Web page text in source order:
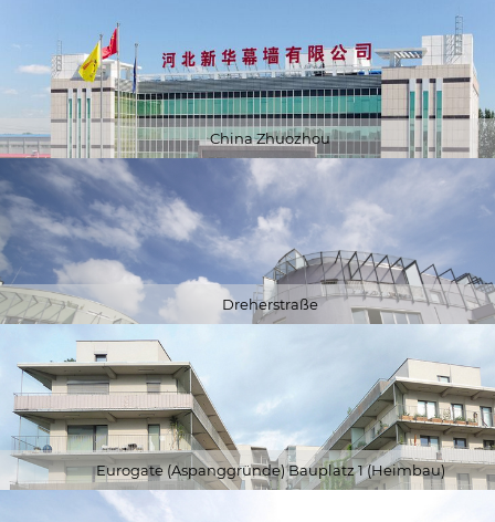
China Zhuozhou
Dreherstraße
Eurogate (Aspanggründe) Bauplatz 1 (Heimbau)